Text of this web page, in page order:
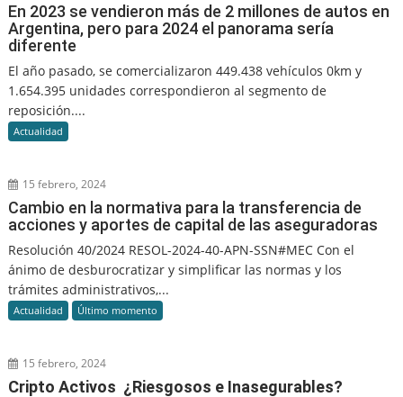
En 2023 se vendieron más de 2 millones de autos en
Argentina, pero para 2024 el panorama sería
diferente
El año pasado, se comercializaron 449.438 vehículos 0km y
1.654.395 unidades correspondieron al segmento de
reposición....
Actualidad
15 febrero, 2024
Cambio en la normativa para la transferencia de
acciones y aportes de capital de las aseguradoras
Resolución 40/2024 RESOL-2024-40-APN-SSN#MEC Con el
ánimo de desburocratizar y simplificar las normas y los
trámites administrativos,...
Actualidad Último momento
15 febrero, 2024
Cripto Activos ¿Riesgosos e Inasegurables?